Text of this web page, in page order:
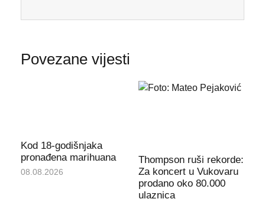
Povezane vijesti
Kod 18-godišnjaka
pronađena marihuana
08.08.2026
Thompson ruši rekorde:
Za koncert u Vukovaru
prodano oko 80.000
ulaznica